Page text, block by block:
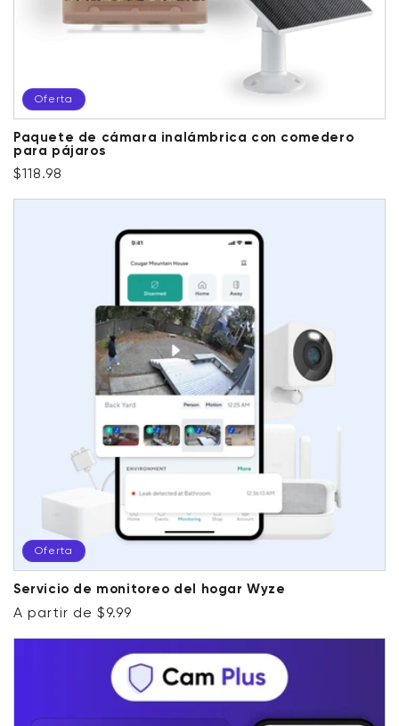
Oferta
Paquete de cámara inalámbrica con comedero
para pájaros
Precio habitual
Precio de oferta
$118.98
Oferta
Servicio de monitoreo del hogar Wyze
Precio habitual
Precio de oferta
A partir de $9.99